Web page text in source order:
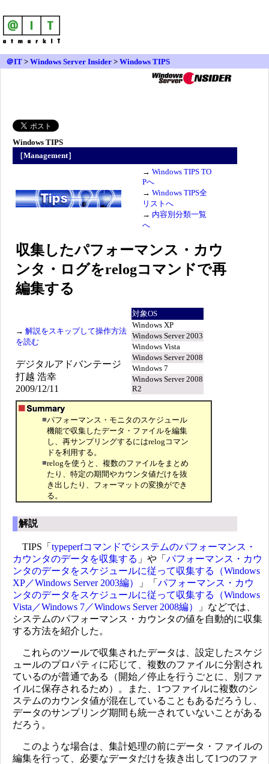
＠IT > Windows Server Insider > Windows TIPS
Windows TIPS
［Management］
→ Windows TIPS TO
Pへ
→ Windows TIPS全
リストへ
→ 内容別分類一覧
へ
収集したパフォーマンス・カウ
ンタ・ログをrelogコマンドで再
編集する
→ 解説をスキップして操作方法
を読む
デジタルアドバンテージ
打越 浩幸
2009/12/11
対象OS
Windows XP
Windows Server 2003
Windows Vista
Windows Server 2008
Windows 7
Windows Server 2008
R2
■パフォーマンス・モニタのスケジュール
機能で収集したデータ・ファイルを編集
し、再サンプリングするにはrelogコマン
ドを利用する。
■relogを使うと、複数のファイルをまとめ
たり、特定の期間やカウンタ値だけを抜
き出したり、フォーマットの変換ができ
る。
解説
TIPS「 typeperfコマンドでシステムのパフォーマンス・
カウンタのデータを収集する 」や「 パフォーマンス・カウ
ンタのデータをスケジュールに従って収集する（Windows
XP／Windows Server 2003編）
」「 パフォーマンス・カウ
ンタのデータをスケジュールに従って収集する（Windows
Vista／Windows 7／Windows Server 2008編）
」などでは、
システムのパフォーマンス・カウンタの値を自動的に収集
する方法を紹介した。
これらのツールで収集されたデータは、設定したスケジ
ュールのプロパティに応じて、複数のファイルに分割され
ているのが普通である（開始／停止を行うごとに、別ファ
イルに保存されるため）。また、1つファイルに複数のシ
ステムのカウンタ値が混在していることもあるだろうし、
データのサンプリング期間も統一されていないことがある
だろう。
このような場合は、集計処理の前にデータ・ファイルの
編集を行って、必要なデータだけを抜き出して1つのファ